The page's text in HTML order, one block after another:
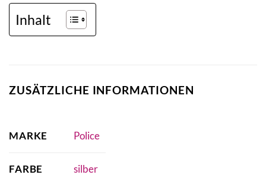
Inhalt
ZUSÄTZLICHE INFORMATIONEN
MARKE Police
FARBE silber